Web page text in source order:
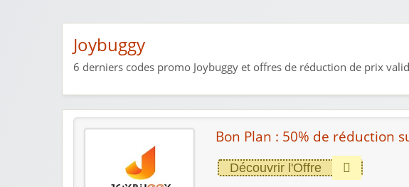
Joybuggy
6 derniers codes promo Joybuggy et offres de réduction de prix
Bon Plan : 50% de réduction
Découvrir l'Offre